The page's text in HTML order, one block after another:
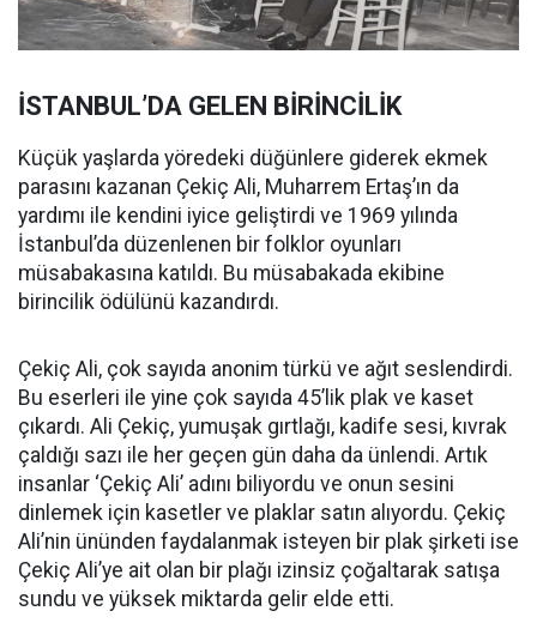
İSTANBUL’DA GELEN BİRİNCİLİK
Küçük yaşlarda yöredeki düğünlere giderek ekmek
parasını kazanan Çekiç Ali, Muharrem Ertaş’ın da
yardımı ile kendini iyice geliştirdi ve 1969 yılında
İstanbul’da düzenlenen bir folklor oyunları
müsabakasına katıldı. Bu müsabakada ekibine
birincilik ödülünü kazandırdı.
Çekiç Ali, çok sayıda anonim türkü ve ağıt seslendirdi.
Bu eserleri ile yine çok sayıda 45’lik plak ve kaset
çıkardı. Ali Çekiç, yumuşak gırtlağı, kadife sesi, kıvrak
çaldığı sazı ile her geçen gün daha da ünlendi. Artık
insanlar ‘Çekiç Ali’ adını biliyordu ve onun sesini
dinlemek için kasetler ve plaklar satın alıyordu. Çekiç
Ali’nin ününden faydalanmak isteyen bir plak şirketi ise
Çekiç Ali’ye ait olan bir plağı izinsiz çoğaltarak satışa
sundu ve yüksek miktarda gelir elde etti.